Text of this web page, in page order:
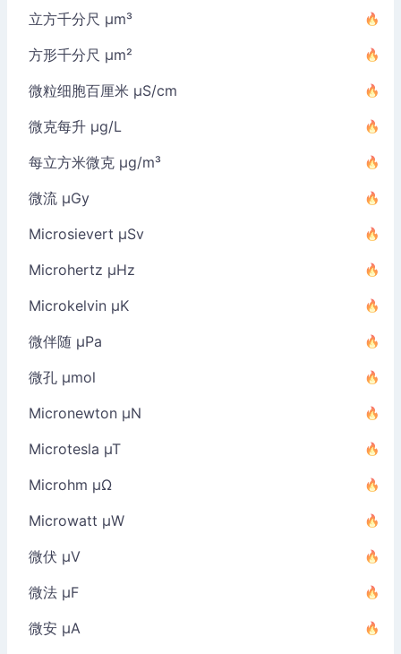
立方千分尺 µm³
方形千分尺 µm²
微粒细胞百厘米 µS/cm
微克每升 µg/L
每立方米微克 µg/m³
微流 µGy
Microsievert µSv
Microhertz µHz
Microkelvin µK
微伴随 µPa
微孔 µmol
Micronewton µN
Microtesla µT
Microhm µΩ
Microwatt µW
微伏 µV
微法 µF
微安 µA